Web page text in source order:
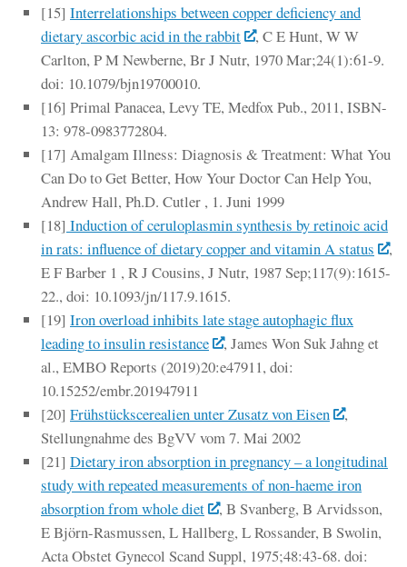
[15] Interrelationships between copper deficiency and
dietary ascorbic acid in the rabbit
, C E Hunt, W W
Carlton, P M Newberne, Br J Nutr, 1970 Mar;24(1):61-9.
doi: 10.1079/bjn19700010.
[16] Primal Panacea, Levy TE, Medfox Pub., 2011, ISBN-
13: 978-0983772804.
[17] Amalgam Illness: Diagnosis & Treatment: What You
Can Do to Get Better, How Your Doctor Can Help You,
Andrew Hall, Ph.D. Cutler , 1. Juni 1999
[18] Induction of ceruloplasmin synthesis by retinoic acid
in rats: influence of dietary copper and vitamin A status
,
E F Barber 1 , R J Cousins, J Nutr, 1987 Sep;117(9):1615-
22., doi: 10.1093/jn/117.9.1615.
[19] Iron overload inhibits late stage autophagic flux
leading to insulin resistance
, James Won Suk Jahng et
al., EMBO Reports (2019)20:e47911, doi:
10.15252/embr.201947911
[20] Frühstückscerealien unter Zusatz von Eisen
,
Stellungnahme des BgVV vom 7. Mai 2002
[21] Dietary iron absorption in pregnancy – a longitudinal
study with repeated measurements of non-haeme iron
absorption from whole diet
, B Svanberg, B Arvidsson,
E Björn-Rasmussen, L Hallberg, L Rossander, B Swolin,
Acta Obstet Gynecol Scand Suppl, 1975;48:43-68. doi: